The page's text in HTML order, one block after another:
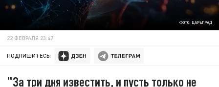
ФОТО: ЦАРЬГРАД
22 ФЕВРАЛЯ 23:47
ПОДПИШИТЕСЬ:
"За три дня известить, и пусть только не